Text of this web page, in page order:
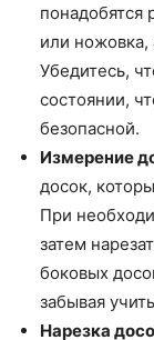
понадобятся
или ножовка,
Убедитесь,
состоянии,
безопасной.
Измерение
досок,
При
затем
боковых
забывая
Нарезка